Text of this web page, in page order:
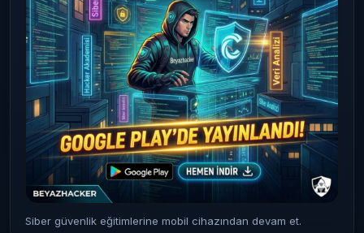
Siber güvenlik eğitimlerine mobil cihazından devam et.